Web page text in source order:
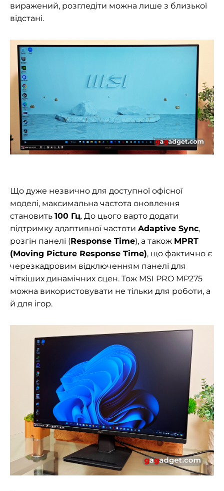
виражений, розгледіти можна лише з близької
відстані.
Що дуже незвично для доступної офісної
моделі, максимальна частота оновлення
становить 100 Гц. До цього варто додати
підтримку адаптивної частоти Adaptive Sync,
розгін панелі (Response Time), а також MPRT
(Moving Picture Response Time), що фактично є
черезкадровим відключенням панелі для
чіткіших динамічних сцен. Тож MSI PRO MP275
можна використовувати не тільки для роботи, а
й для ігор.